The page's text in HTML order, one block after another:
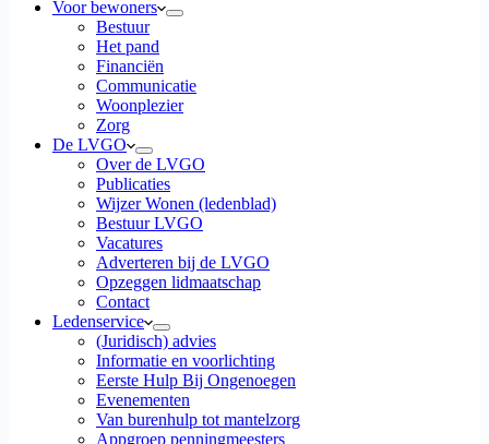
Voor bewoners
Bestuur
Het pand
Financiën
Communicatie
Woonplezier
Zorg
De LVGO
Over de LVGO
Publicaties
Wijzer Wonen (ledenblad)
Bestuur LVGO
Vacatures
Adverteren bij de LVGO
Opzeggen lidmaatschap
Contact
Ledenservice
(Juridisch) advies
Informatie en voorlichting
Eerste Hulp Bij Ongenoegen
Evenementen
Van burenhulp tot mantelzorg
Appgroep penningmeesters